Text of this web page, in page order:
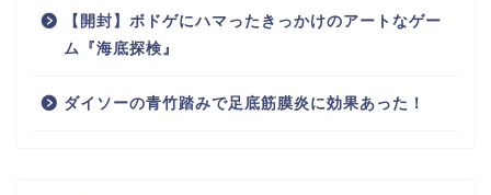
【開封】ボドゲにハマったきっかけのアートなゲー
ム『海底探検』
ダイソーの青竹踏みで足底筋膜炎に効果あった！